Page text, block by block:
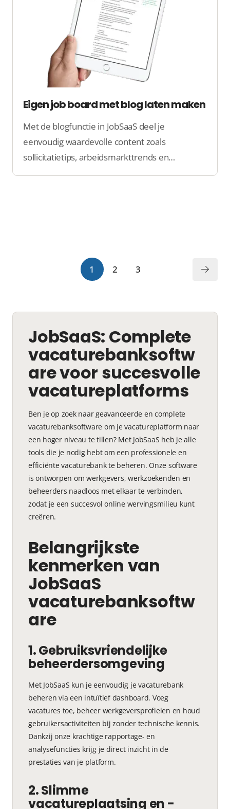
Eigen job board met blog laten maken
Met de blogfunctie in JobSaaS deel je
eenvoudig waardevolle content zoals
sollicitatietips, arbeidsmarkttrends en
1 2 3
JobSaaS: Complete
vacaturebanksoftw
are voor succesvolle
vacatureplatforms
Ben je op zoek naar geavanceerde en complete
vacaturebanksoftware om je vacatureplatform naar
een hoger niveau te tillen? Met JobSaaS heb je alle
tools die je nodig hebt om een professionele en
efficiënte vacaturebank te beheren. Onze software
is ontworpen om werkgevers, werkzoekenden en
beheerders naadloos met elkaar te verbinden,
zodat je een succesvol online wervingsmilieu kunt
creëren.
Belangrijkste
kenmerken van
JobSaaS
vacaturebanksoftw
are
1. Gebruiksvriendelijke
beheerdersomgeving
Met JobSaaS kun je eenvoudig je vacaturebank
beheren via een intuïtief dashboard. Voeg
vacatures toe, beheer werkgeversprofielen en houd
gebruikersactiviteiten bij zonder technische kennis.
Dankzij onze krachtige rapportage- en
analysefuncties krijg je direct inzicht in de
prestaties van je platform.
2. Slimme
vacatureplaatsing en -